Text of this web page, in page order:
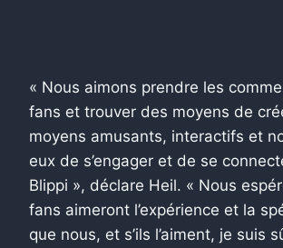
« Nous aimons prendre les
fans et trouver des moyens de
moyens amusants, interactifs et
eux de s’engager et de se
Blippi », déclare Heil. « Nous
fans aimeront l’expérience et la
que nous, et s’ils l’aiment, je suis